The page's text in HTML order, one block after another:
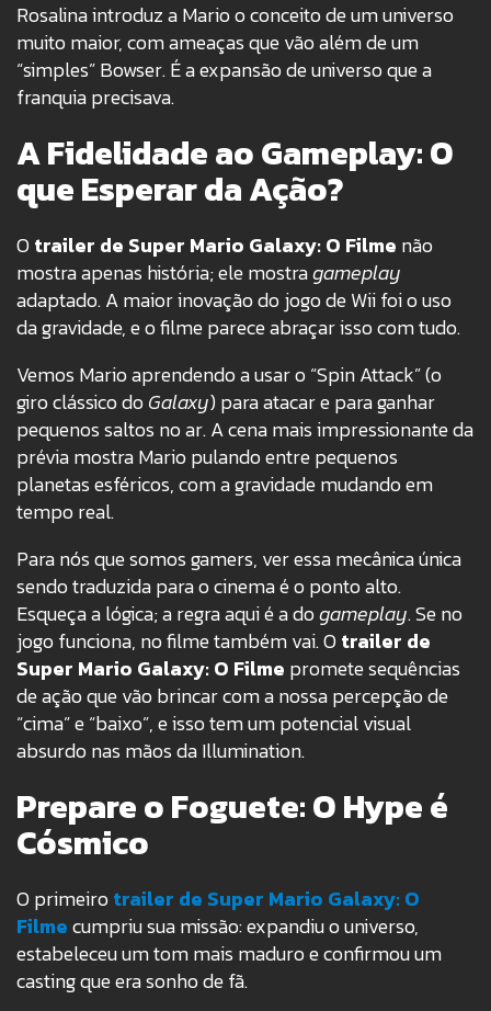
Rosalina introduz a Mario o conceito de um universo
muito maior, com ameaças que vão além de um
“simples” Bowser. É a expansão de universo que a
franquia precisava.
A Fidelidade ao Gameplay: O
que Esperar da Ação?
O trailer de Super Mario Galaxy: O Filme não
mostra apenas história; ele mostragameplay
adaptado. A maior inovação do jogo de Wii foi o uso
da gravidade, e o filme parece abraçar isso com tudo.
Vemos Mario aprendendo a usar o “Spin Attack” (o
giro clássico doGalaxy) para atacar e para ganhar
pequenos saltos no ar. A cena mais impressionante da
prévia mostra Mario pulando entre pequenos
planetas esféricos, com a gravidade mudando em
tempo real.
Para nós que somos gamers, ver essa mecânica única
sendo traduzida para o cinema é o ponto alto.
Esqueça a lógica; a regra aqui é a dogameplay. Se no
jogo funciona, no filme também vai. O trailer de
Super Mario Galaxy: O Filme promete sequências
de ação que vão brincar com a nossa percepção de
“cima” e “baixo”, e isso tem um potencial visual
absurdo nas mãos da Illumination.
Prepare o Foguete: O Hype é
Cósmico
O primeirotrailer de Super Mario Galaxy: O
Filmecumpriu sua missão: expandiu o universo,
estabeleceu um tom mais maduro e confirmou um
casting que era sonho de fã.